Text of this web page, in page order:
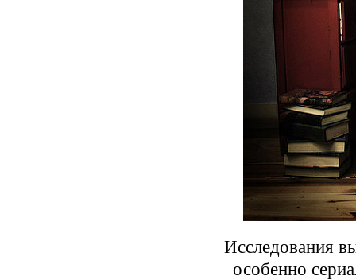
Исследования
особенно